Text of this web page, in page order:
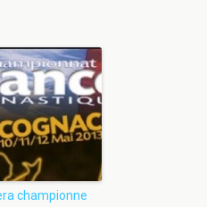
championne